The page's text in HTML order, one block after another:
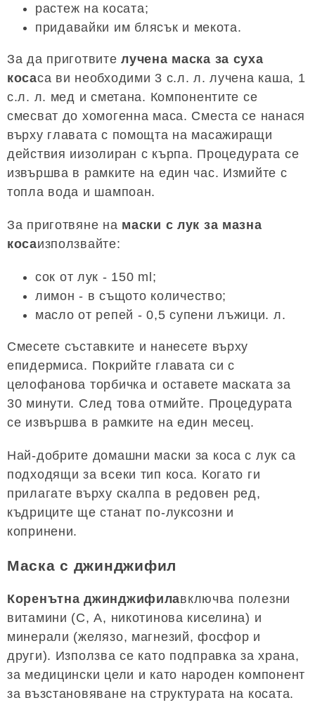
растеж на косата;
придавайки им блясък и мекота.
За да приготвителучена маска за суха
косаса ви необходими 3 с.л. л. лучена каша, 1
с.л. л. мед и сметана. Компонентите се
смесват до хомогенна маса. Сместа се нанася
върху главата с помощта на масажиращи
действия иизолиран с кърпа. Процедурата се
извършва в рамките на един час. Измийте с
топла вода и шампоан.
За приготвяне на маски с лук за мазна
косаизползвайте:
сок от лук - 150 ml;
лимон - в същото количество;
масло от репей - 0,5 супени лъжици. л.
Смесете съставките и нанесете върху
епидермиса. Покрийте главата си с
целофанова торбичка и оставете маската за
30 минути. След това отмийте. Процедурата
се извършва в рамките на един месец.
Най-добрите домашни маски за коса с лук са
подходящи за всеки тип коса. Когато ги
прилагате върху скалпа в редовен ред,
къдриците ще станат по-луксозни и
копринени.
Маска с джинджифил
Коренътна джинджифилавключва полезни
витамини (С, А, никотинова киселина) и
минерали (желязо, магнезий, фосфор и
други). Използва се като подправка за храна,
за медицински цели и като народен компонент
за възстановяване на структурата на косата.